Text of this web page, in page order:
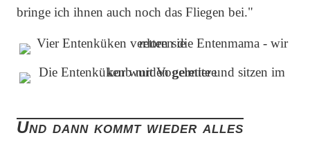
bringe ich ihnen auch noch das Fliegen bei."
Und dann kommt wieder alles